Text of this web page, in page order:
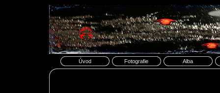
Úvod Fotografie Alba